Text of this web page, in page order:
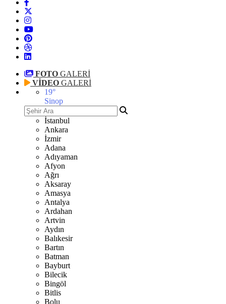
FOTO GALERİ
VİDEO GALERİ
19°
Sinop
İstanbul
Ankara
İzmir
Adana
Adıyaman
Afyon
Ağrı
Aksaray
Amasya
Antalya
Ardahan
Artvin
Aydın
Balıkesir
Bartın
Batman
Bayburt
Bilecik
Bingöl
Bitlis
Bolu